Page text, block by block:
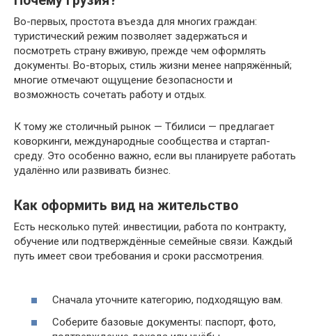
Во-первых, простота въезда для многих граждан:
туристический режим позволяет задержаться и
посмотреть страну вживую, прежде чем оформлять
документы. Во-вторых, стиль жизни менее напряжённый;
многие отмечают ощущение безопасности и
возможность сочетать работу и отдых.
К тому же столичный рынок — Тбилиси — предлагает
коворкинги, международные сообщества и стартап-
среду. Это особенно важно, если вы планируете работать
удалённо или развивать бизнес.
Как оформить вид на жительство
Есть несколько путей: инвестиции, работа по контракту,
обучение или подтверждённые семейные связи. Каждый
путь имеет свои требования и сроки рассмотрения.
Сначала уточните категорию, подходящую вам.
Соберите базовые документы: паспорт, фото,